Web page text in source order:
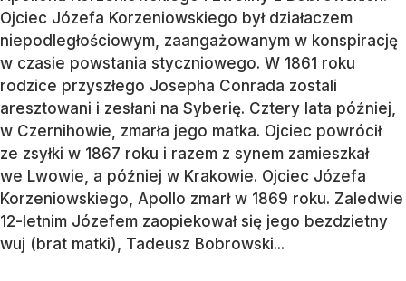
Ojciec Józefa Korzeniowskiego był działaczem
niepodległościowym, zaangażowanym w konspirację
w czasie powstania styczniowego. W 1861 roku
rodzice przyszłego Josepha Conrada zostali
aresztowani i zesłani na Syberię. Cztery lata później,
w Czernihowie, zmarła jego matka. Ojciec powrócił
ze zsyłki w 1867 roku i razem z synem zamieszkał
we Lwowie, a później w Krakowie. Ojciec Józefa
Korzeniowskiego, Apollo zmarł w 1869 roku. Zaledwie
12-letnim Józefem zaopiekował się jego bezdzietny
wuj (brat matki), Tadeusz Bobrowski...